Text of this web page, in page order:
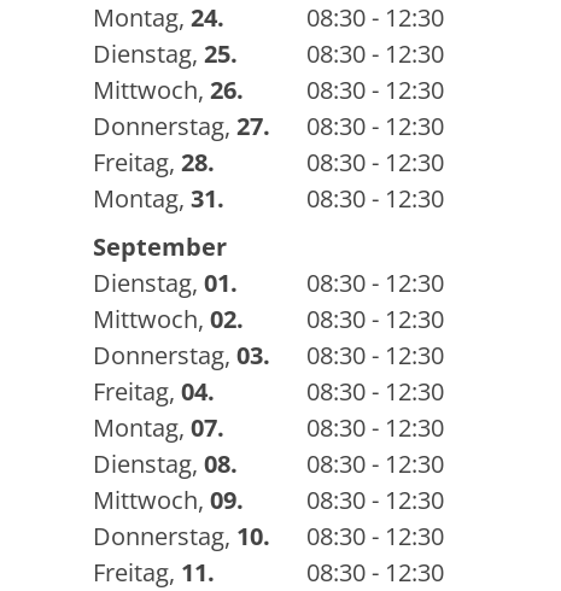
Montag, 24.
08:30 - 12:30
Dienstag, 25.
08:30 - 12:30
Mittwoch, 26.
08:30 - 12:30
Donnerstag, 27.
08:30 - 12:30
Freitag, 28.
08:30 - 12:30
Montag, 31.
08:30 - 12:30
September
Dienstag, 01.
08:30 - 12:30
Mittwoch, 02.
08:30 - 12:30
Donnerstag, 03.
08:30 - 12:30
Freitag, 04.
08:30 - 12:30
Montag, 07.
08:30 - 12:30
Dienstag, 08.
08:30 - 12:30
Mittwoch, 09.
08:30 - 12:30
Donnerstag, 10.
08:30 - 12:30
Freitag, 11.
08:30 - 12:30